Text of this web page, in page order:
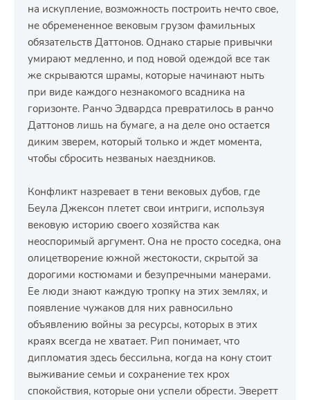
на искупление, возможность построить нечто свое,
не обремененное вековым грузом фамильных
обязательств Даттонов. Однако старые привычки
умирают медленно, и под новой одеждой все так
же скрываются шрамы, которые начинают ныть
при виде каждого незнакомого всадника на
горизонте. Ранчо Эдвардса превратилось в ранчо
Даттонов лишь на бумаге, а на деле оно остается
диким зверем, который только и ждет момента,
чтобы сбросить незваных наездников.
Конфликт назревает в тени вековых дубов, где
Беула Джексон плетет свои интриги, используя
вековую историю своего хозяйства как
неоспоримый аргумент. Она не просто соседка, она
олицетворение южной жестокости, скрытой за
дорогими костюмами и безупречными манерами.
Ее люди знают каждую тропку на этих землях, и
появление чужаков для них равносильно
объявлению войны за ресурсы, которых в этих
краях всегда не хватает. Рип понимает, что
дипломатия здесь бессильна, когда на кону стоит
выживание семьи и сохранение тех крох
спокойствия, которые они успели обрести. Эверетт